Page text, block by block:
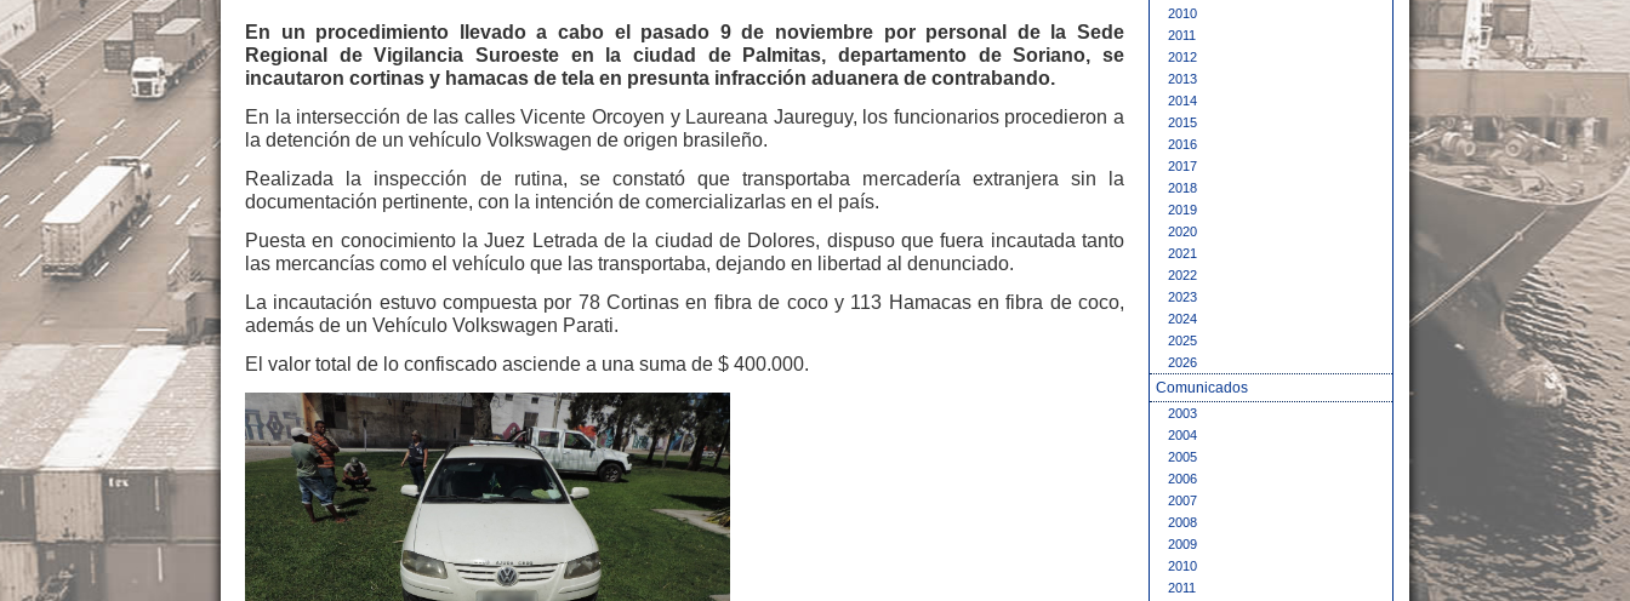
En un procedimiento llevado a cabo el pasado 9 de noviembre por personal de la Sede
Regional de Vigilancia Suroeste en la ciudad de Palmitas, departamento de Soriano, se
incautaron cortinas y hamacas de tela en presunta infracción aduanera de contrabando.
En la intersección de las calles Vicente Orcoyen y Laureana Jaureguy, los funcionarios procedieron a
la detención de un vehículo Volkswagen de origen brasileño.
Realizada la inspección de rutina, se constató que transportaba mercadería extranjera sin la
documentación pertinente, con la intención de comercializarlas en el país.
Puesta en conocimiento la Juez Letrada de la ciudad de Dolores, dispuso que fuera incautada tanto
las mercancías como el vehículo que las transportaba, dejando en libertad al denunciado.
La incautación estuvo compuesta por 78 Cortinas en fibra de coco y 113 Hamacas en fibra de coco,
además de un Vehículo Volkswagen Parati.
El valor total de lo confiscado asciende a una suma de $ 400.000.
2010
2011
2012
2013
2014
2015
2016
2017
2018
2019
2020
2021
2022
2023
2024
2025
2026
Comunicados
2003
2004
2005
2006
2007
2008
2009
2010
2011